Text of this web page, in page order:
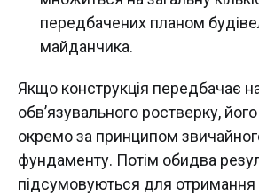
передбачених планом
майданчика.
Якщо конструкція передбачає
обв’язувального ростверку,
окремо за принципом
фундаменту. Потім обидва
підсумовуються для отримання